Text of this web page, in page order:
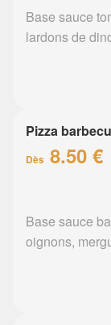
Base sauce
lardons de
Pizza
Dès 8.50 €
Base sauce
oignons,